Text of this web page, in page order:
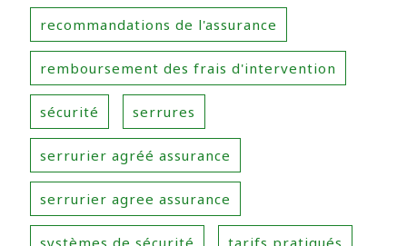
recommandations de l'assurance
remboursement des frais d'intervention
sécurité serrures
serrurier agréé assurance
serrurier agree assurance
systèmes de sécurité tarifs pratiqués